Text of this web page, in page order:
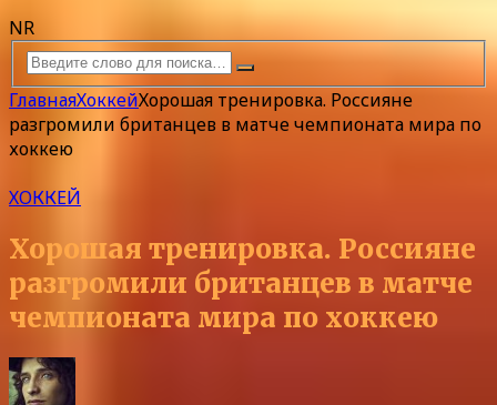
NR
ГлавнаяХоккейХорошая тренировка. Россияне
разгромили британцев в матче чемпионата мира по
хоккею
ХОККЕЙ
Хорошая тренировка. Россияне
разгромили британцев в матче
чемпионата мира по хоккею